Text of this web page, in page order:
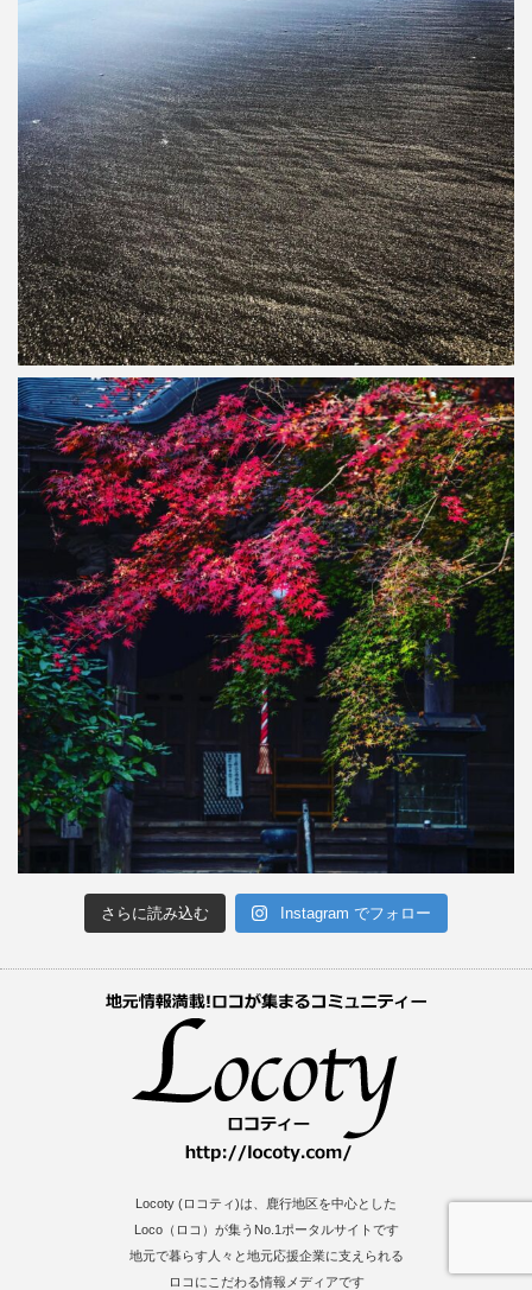
さらに読み込む Instagram でフォロー
Locoty (ロコティ)は、鹿行地区を中心とした
Loco（ロコ）が集うNo.1ポータルサイトです
地元で暮らす人々と地元応援企業に支えられる
ロコにこだわる情報メディアです